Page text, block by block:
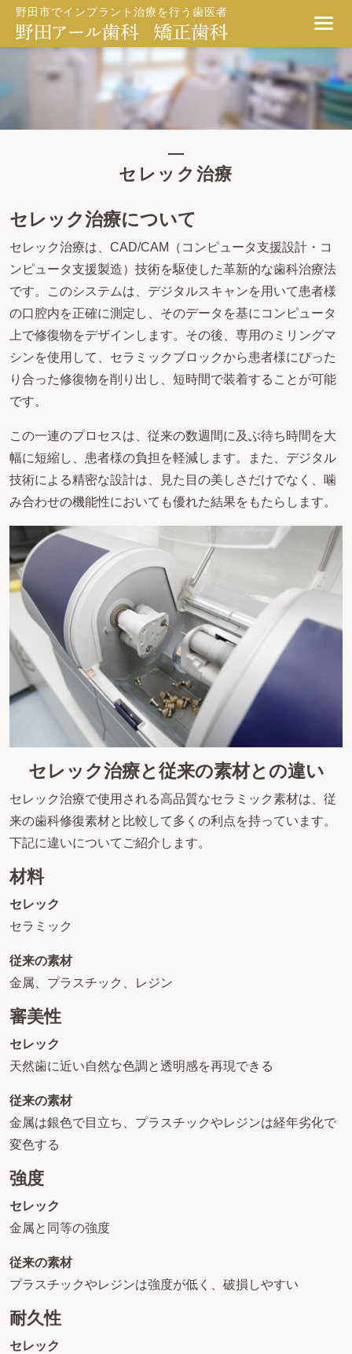
野田市でインプラント治療を行う歯医者
セレック治療
セレック治療について
セレック治療は、CAD/CAM（コンピュータ支援設計・コ
ンピュータ支援製造）技術を駆使した革新的な歯科治療法
です。このシステムは、デジタルスキャンを用いて患者様
の口腔内を正確に測定し、そのデータを基にコンピュータ
上で修復物をデザインします。その後、専用のミリングマ
シンを使用して、セラミックブロックから患者様にぴった
り合った修復物を削り出し、短時間で装着することが可能
です。
この一連のプロセスは、従来の数週間に及ぶ待ち時間を大
幅に短縮し、患者様の負担を軽減します。また、デジタル
技術による精密な設計は、見た目の美しさだけでなく、噛
み合わせの機能性においても優れた結果をもたらします。
セレック治療と従来の素材との違い
セレック治療で使用される高品質なセラミック素材は、従
来の歯科修復素材と比較して多くの利点を持っています。
下記に違いについてご紹介します。
材料
セレック
セラミック
従来の素材
金属、プラスチック、レジン
審美性
セレック
天然歯に近い自然な色調と透明感を再現できる
従来の素材
金属は銀色で目立ち、プラスチックやレジンは経年劣化で
変色する
強度
セレック
金属と同等の強度
従来の素材
プラスチックやレジンは強度が低く、破損しやすい
耐久性
セレック